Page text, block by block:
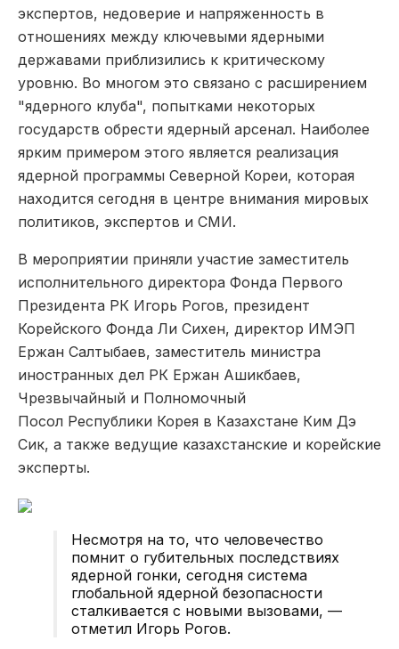
экспертов, недоверие и напряженность в
отношениях между ключевыми ядерными
державами приблизились к критическому
уровню. Во многом это связано с расширением
"ядерного клуба", попытками некоторых
государств обрести ядерный арсенал. Наиболее
ярким примером этого является реализация
ядерной программы Северной Кореи, которая
находится сегодня в центре внимания мировых
политиков, экспертов и СМИ.
В мероприятии приняли участие заместитель
исполнительного директора Фонда Первого
Президента РК Игорь Рогов, президент
Корейского Фонда Ли Сихен, директор ИМЭП
Ержан Салтыбаев, заместитель министра
иностранных дел РК Ержан Ашикбаев,
Чрезвычайный и Полномочный
Посол Республики Корея в Казахстане Ким Дэ
Сик, а также ведущие казахстанские и корейские
эксперты.
Несмотря на то, что человечество
помнит о губительных последствиях
ядерной гонки, сегодня система
глобальной ядерной безопасности
сталкивается с новыми вызовами, —
отметил Игорь Рогов.